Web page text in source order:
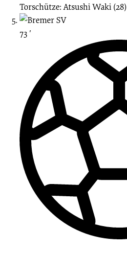
Torschütze: Atsushi Waki (28)
73 ′